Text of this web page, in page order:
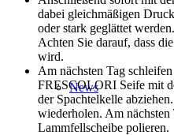
News
dabei gleichmäßigen
oder stark geglättet
Achten Sie darauf, dass
wird.
Am nächsten Tag
FRESCOLORI Seife mit
der Spachtelkelle
wiederholen. Am
Lammfellscheibe polieren.